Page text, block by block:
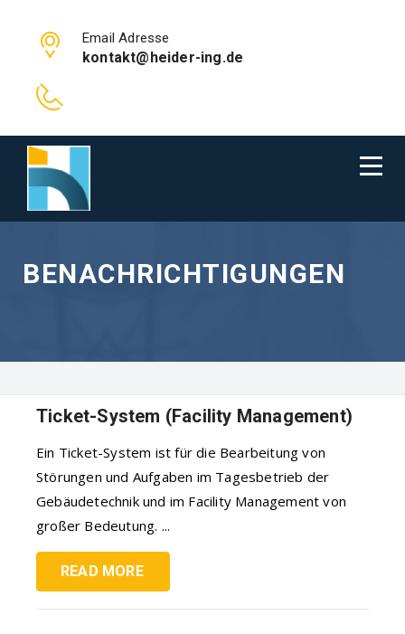
Email Adresse
kontakt@heider-ing.de
BENACHRICHTIGUNGEN
Ticket-System (Facility Management)
Ein Ticket-System ist für die Bearbeitung von
Störungen und Aufgaben im Tagesbetrieb der
Gebäudetechnik und im Facility Management von
großer Bedeutung. ...
READ MORE